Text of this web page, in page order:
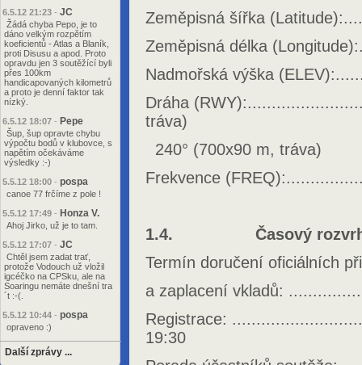
6.5.12 21:23 - JC
Žádá chyba Pepo, je to
dáno velkým rozpětím
koeficientů - Atlas a Blaník,
proti Disusu a apod. Proto
opravdu jen 3 soutěžící byli
přes 100km
handicapovaných kilometrů
a proto je denní faktor tak
nízký.
6.5.12 18:07 - Pepe
Šup, šup opravte chybu
výpočtu bodů v klubovce, s
napětím očekáváme
výsledky :-)
5.5.12 18:00 - pospa
canoe 77 frčíme z pole !
5.5.12 17:49 - Honza V.
Ahoj Jirko, už je to tam.
5.5.12 17:07 - JC
Chtěl jsem zadat trať,
protože Vodouch už vložil
igcéčko na CPSku, ale na
Soaringu nemáte dnešní tra
´t :-(.
5.5.12 10:44 - pospa
opraveno :)
Další zprávy ...
Zeměpisná šířka
Zeměpisná délka
Nadmořská výška
Dráha
tráva)
240° (700x90 m, tráva)
Frekvence
1.4. Časový rozvrh
Termín doručení oficiálních
a zaplacení vkladů:
Registrace:
19:30